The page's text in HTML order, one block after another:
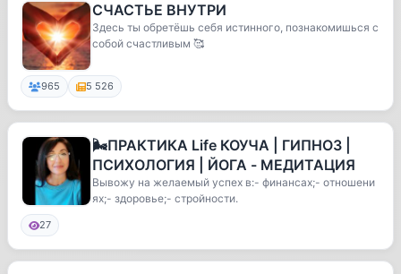
СЧАСТЬЕ ВНУТРИ
Здесь ты обретёшь себя истинного, познакомишься с
собой счастливым 🥰
965 5 526
🌬ПРАКТИКА Life КОУЧА | ГИПНОЗ |
ПСИХОЛОГИЯ | ЙОГА - МЕДИТАЦИЯ
Вывожу на желаемый успех в:- финансах;- отношени
ях;- здоровье;- стройности.
27